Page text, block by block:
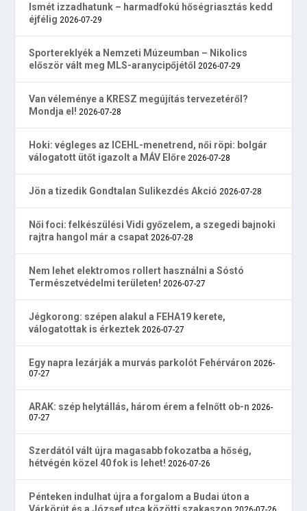
Ismét izzadhatunk – harmadfokú hőségriasztás kedd
éjfélig 2026-07-29
Sportereklyék a Nemzeti Múzeumban – Nikolics
először vált meg MLS-aranycipőjétől 2026-07-29
Van véleménye a KRESZ megújítás tervezetéről?
Mondja el! 2026-07-28
Hoki: végleges az ICEHL-menetrend, női röpi: bolgár
válogatott ütőt igazolt a MÁV Előre 2026-07-28
Jön a tizedik Gondtalan Sulikezdés Akció 2026-07-28
Női foci: felkészülési Vidi győzelem, a szegedi bajnoki
rajtra hangol már a csapat 2026-07-28
Nem lehet elektromos rollert használni a Sóstó
Természetvédelmi területen! 2026-07-27
Jégkorong: szépen alakul a FEHA19 kerete,
válogatottak is érkeztek 2026-07-27
Egy napra lezárják a murvás parkolót Fehérváron 2026-
07-27
ARAK: szép helytállás, három érem a felnőtt ob-n 2026-
07-27
Szerdától vált újra magasabb fokozatba a hőség,
hétvégén közel 40 fok is lehet! 2026-07-26
Pénteken indulhat újra a forgalom a Budai úton a